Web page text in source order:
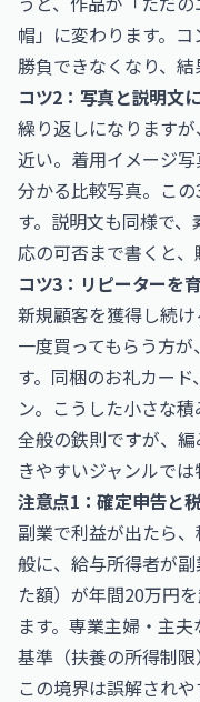
帽」に変わります。
勝負できなくなり、結
コツ2：写真と説明文
繰り返しになります
近い。着用イメージ
分かる比較写真。こ
す。説明文も同様で
応の可否まで書くと、
コツ3：リピーターを
新規顧客を獲得し続
一度買ってもらう方
す。同梱のお礼カー
ン。こうした小さな
全般の鉄則ですが、
きやすいジャンルでは
注意点1：確定申告と
副業で利益が出たら
般に、給与所得者が
た額）が年間20万円
ます。専業主婦・主
基準（扶養の所得制限
この境界は誤解され